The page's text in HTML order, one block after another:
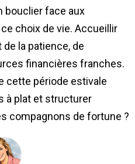
bouclier face aux
choix de vie. Accueillir
la patience, de
financières franches.
cette période estivale
à plat et structurer
compagnons de fortune ?